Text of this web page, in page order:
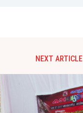
NEXT ARTICLE